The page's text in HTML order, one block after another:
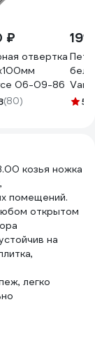
₽
отвертка
06-09-86
(80)
191
5
козья ножка
помещений.
открытом
на
легко